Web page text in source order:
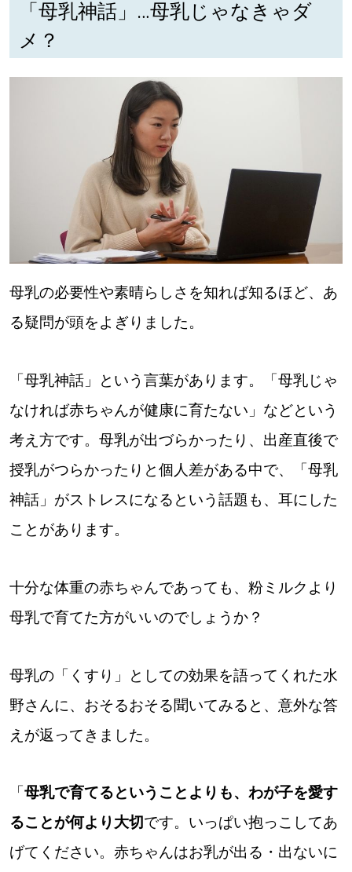
「母乳神話」…母乳じゃなきゃダ
メ？
母乳の必要性や素晴らしさを知れば知るほど、あ
る疑問が頭をよぎりました。
「母乳神話」という言葉があります。「母乳じゃ
なければ赤ちゃんが健康に育たない」などという
考え方です。母乳が出づらかったり、出産直後で
授乳がつらかったりと個人差がある中で、「母乳
神話」がストレスになるという話題も、耳にした
ことがあります。
十分な体重の赤ちゃんであっても、粉ミルクより
母乳で育てた方がいいのでしょうか？
母乳の「くすり」としての効果を語ってくれた水
野さんに、おそるおそる聞いてみると、意外な答
えが返ってきました。
「母乳で育てるということよりも、わが子を愛す
ることが何より大切です。いっぱい抱っこしてあ
げてください。赤ちゃんはお乳が出る・出ないに